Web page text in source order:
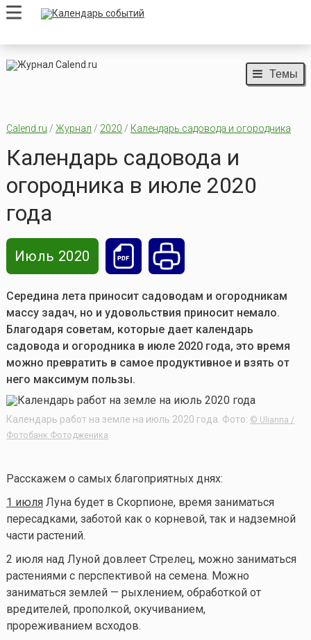
Темы
Calend.ru / Журнал / 2020 / Календарь садовода и огородника
Календарь садовода и
огородника в июле 2020
года
Июль 2020
Середина лета приносит садоводам и огородникам
массу задач, но и удовольствия приносит немало.
Благодаря советам, которые дает календарь
садовода и огородника в июле 2020 года, это время
можно превратить в самое продуктивное и взять от
него максимум пользы.
Календарь работ на земле на июль 2020 года. Фото: © Ulianna /
Фотобанк Фотодженика
Расскажем о самых благоприятных днях:
1 июляЛуна будет в Скорпионе, время заниматься
пересадками, заботой как о корневой, так и надземной
части растений.
2 июля над Луной довлеет Стрелец, можно заниматься
растениями с перспективой на семена. Можно
заниматься землей — рыхлением, обработкой от
вредителей, прополкой, окучиванием,
прореживанием всходов.